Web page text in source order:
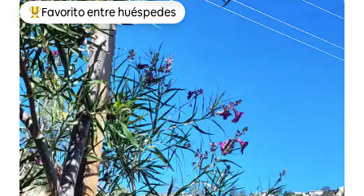
Favorito entre huéspedes preferido
Favorito entre huéspedes